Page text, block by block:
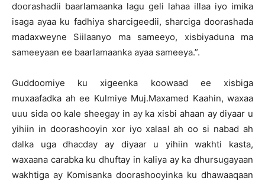
doorashadii baarlamaanka lagu geli lahaa illaa iyo imika
isaga ayaa ku fadhiya sharcigeedii, sharciga doorashada
madaxweyne Siilaanyo ma sameeyo, xisbiyaduna ma
sameeyaan ee baarlamaanka ayaa sameeya.”.
Guddoomiye ku xigeenka koowaad ee xisbiga
muxaafadka ah ee Kulmiye Muj.Maxamed Kaahin, waxaa
uuu sida oo kale sheegay in ay ka xisbi ahaan ay diyaar u
yihiin in doorashooyin xor iyo xalaal ah oo si nabad ah
dalka uga dhacday ay diyaar u yihiin wakhti kasta,
waxaana carabka ku dhuftay in kaliya ay ka dhursugayaan
wakhtiga ay Komisanka doorashooyinka ku dhawaaqaan